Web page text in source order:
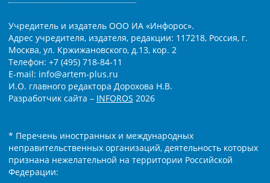
Учредитель и издатель ООО ИА «Инфорос».
Адрес учредителя, издателя, редакции: 117218, Россия, г.
Москва, ул. Кржижановского, д.13, кор. 2
Телефон: +7 (495) 718-84-11
E-mail: info@artem-plus.ru
И.О. главного редактора Дорохова Н.В.
Разработчик сайта – INFOROS 2026
* Перечень иностранных и международных
неправительственных организаций, деятельность которых
признана нежелательной на территории Российской
Федерации: